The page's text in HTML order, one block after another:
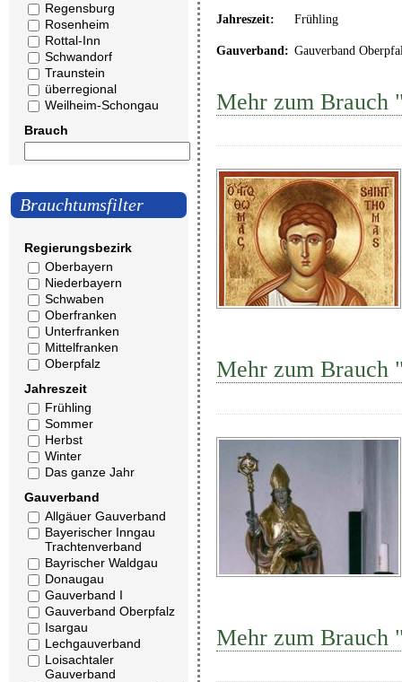
Regensburg
Rosenheim
Rottal-Inn
Schwandorf
Traunstein
überregional
Weilheim-Schongau
Brauch
Brauchtumsfilter
Regierungsbezirk
Oberbayern
Niederbayern
Schwaben
Oberfranken
Unterfranken
Mittelfranken
Oberpfalz
Jahreszeit
Frühling
Sommer
Herbst
Winter
Das ganze Jahr
Gauverband
Allgäuer Gauverband
Bayerischer Inngau
Trachtenverband
Bayrischer Waldgau
Donaugau
Gauverband I
Gauverband Oberpfalz
Isargau
Lechgauverband
Loisachtaler
Gauverband
Jahreszeit: Frühling
Gauverband: Gauverband
Mehr zum Brauch
Mehr zum Brauch
Mehr zum Brauch